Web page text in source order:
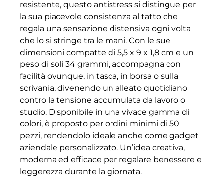
resistente, questo antistress si distingue per
la sua piacevole consistenza al tatto che
regala una sensazione distensiva ogni volta
che lo si stringe tra le mani. Con le sue
dimensioni compatte di 5,5 x 9 x 1,8 cm e un
peso di soli 34 grammi, accompagna con
facilità ovunque, in tasca, in borsa o sulla
scrivania, divenendo un alleato quotidiano
contro la tensione accumulata da lavoro o
studio. Disponibile in una vivace gamma di
colori, è proposto per ordini minimi di 50
pezzi, rendendolo ideale anche come gadget
aziendale personalizzato. Un’idea creativa,
moderna ed efficace per regalare benessere e
leggerezza durante la giornata.